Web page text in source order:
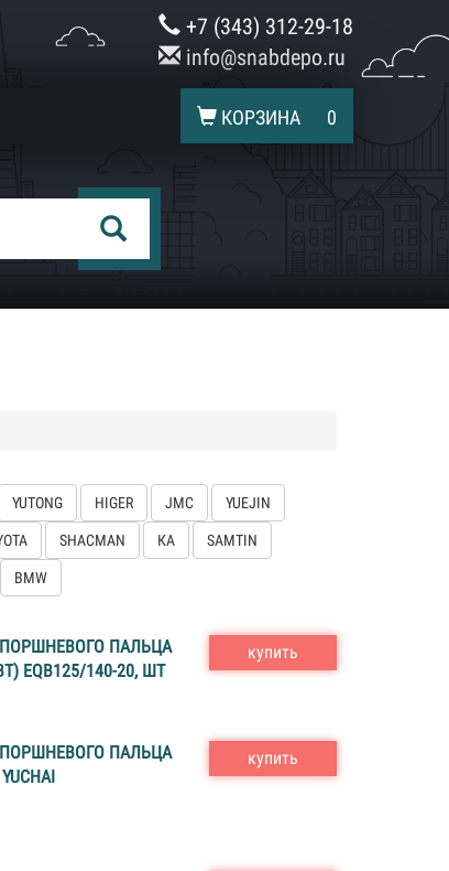
+7 (343) 312-29-18
info@snabdepo.ru
КОРЗИНА 0
YUTONG HIGER JMC YUEJIN
SHACMAN КА SAMTIN
BMW
ПАЛЬЦА
EQB125/140-20, ШТ
купить
ПАЛЬЦА
купить